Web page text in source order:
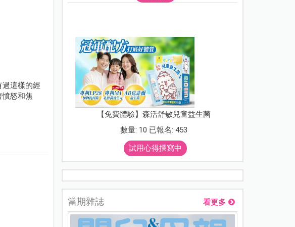
這樣的經
怒和焦
【免費體驗】森活舒敏兒童益生菌
數量: 10 已報名: 453
試用心得撰寫中
當期雜誌 看更多